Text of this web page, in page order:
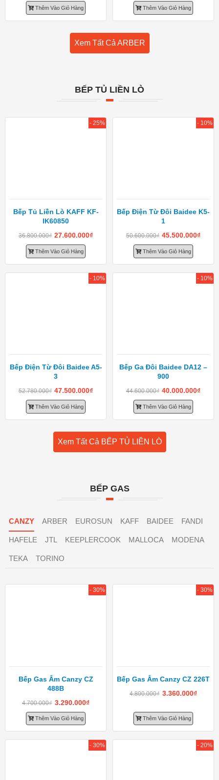
Thêm Vào Giỏ Hàng Thêm Vào Giỏ Hàng
Xem Tất Cả ARBER
BẾP TỦ LIỀN LÒ
Bếp Tủ Liền Lò KAFF KF-
IK60850
36.800.000₫ 27.600.000₫
Thêm Vào Giỏ Hàng
- 25%
Bếp Điện Từ Đôi Baidee K5-
1
50.600.000₫ 45.500.000₫
Thêm Vào Giỏ Hàng
- 10%
Bếp Điện Từ Đôi Baidee A5-
3
52.780.000₫ 47.500.000₫
Thêm Vào Giỏ Hàng
- 10%
Bếp Ga Đôi Baidee DA12 –
900
44.600.000₫ 40.000.000₫
Thêm Vào Giỏ Hàng
- 10%
Xem Tất Cả BẾP TỦ LIỀN LÒ
BẾP GAS
CANZY ARBER EUROSUN KAFF BAIDEE FANDI
HAFELE JTL KEEPLERCOOK MALLOCA MODENA
TEKA TORINO
Bếp Gas Âm Canzy CZ
488B
4.700.000₫ 3.290.000₫
Thêm Vào Giỏ Hàng
- 30%
Bếp Gas Âm Canzy CZ 226T
4.800.000₫ 3.360.000₫
Thêm Vào Giỏ Hàng
- 30%
- 30% - 20%